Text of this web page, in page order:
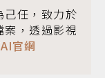
己任，致力於
，透過影視
官網